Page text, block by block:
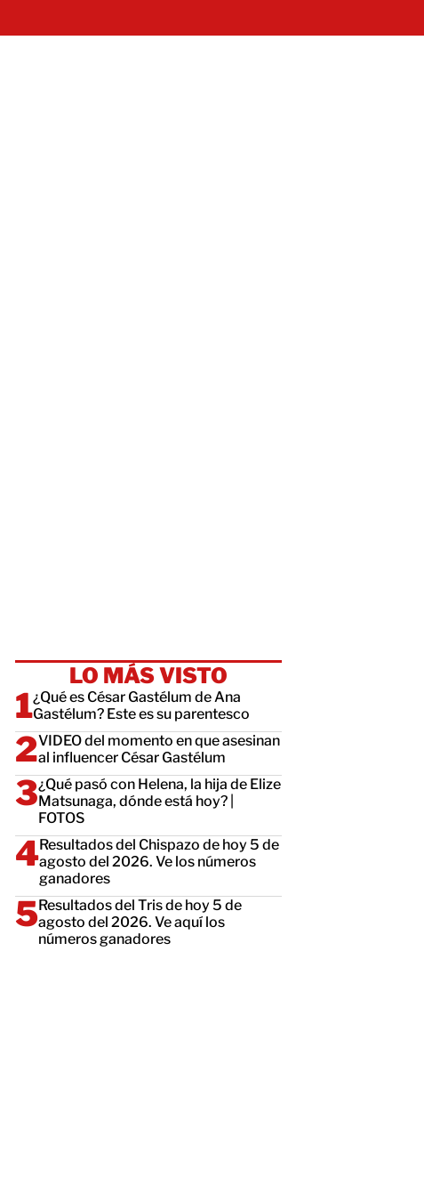
LO MÁS VISTO
¿Qué es César Gastélum de Ana
Gastélum? Este es su parentesco
VIDEO del momento en que asesinan
al influencer César Gastélum
¿Qué pasó con Helena, la hija de Elize
Matsunaga, dónde está hoy? |
FOTOS
Resultados del Chispazo de hoy 5 de
agosto del 2026. Ve los números
ganadores
Resultados del Tris de hoy 5 de
agosto del 2026. Ve aquí los
números ganadores